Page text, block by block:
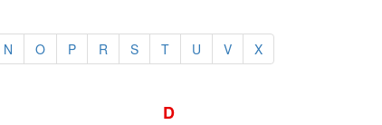
N O P R S T U V X
D